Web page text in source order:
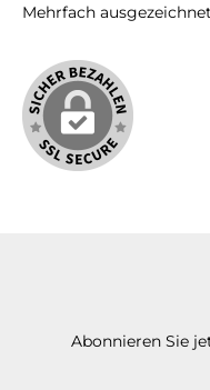
Mehrfach
Abonnieren Sie